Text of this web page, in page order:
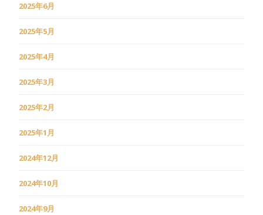
2025年6月
2025年5月
2025年4月
2025年3月
2025年2月
2025年1月
2024年12月
2024年10月
2024年9月